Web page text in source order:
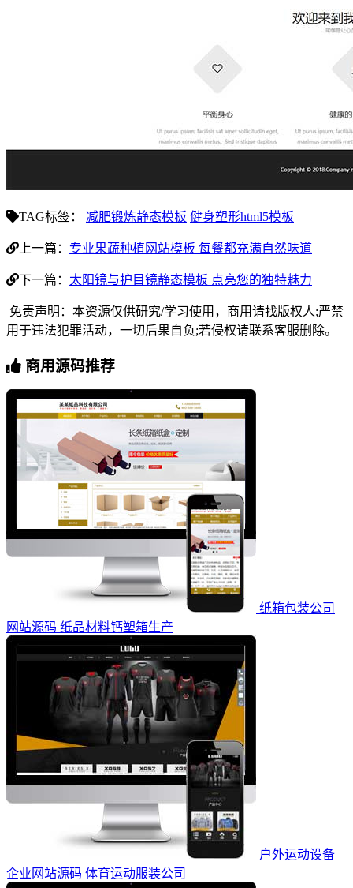
TAG标签： 减肥锻炼静态模板 健身塑形html5模板
上一篇： 专业果蔬种植网站模板 每餐都充满自然味道
下一篇： 太阳镜与护目镜静态模板 点亮您的独特魅力
免责声明：本资源仅供研究/学习使用，商用请找版权人;严禁
用于违法犯罪活动，一切后果自负;若侵权请联系客服删除。
商用源码推荐
纸箱包装公司
网站源码 纸品材料钙塑箱生产
户外运动设备
企业网站源码 体育运动服装公司